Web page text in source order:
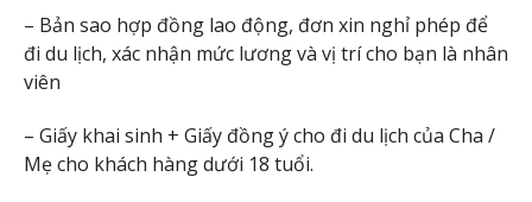
– Bản sao hợp đồng lao động, đơn xin nghỉ phép để
đi du lịch, xác nhận mức lương và vị trí cho bạn là nhân
viên
– Giấy khai sinh + Giấy đồng ý cho đi du lịch của Cha /
Mẹ cho khách hàng dưới 18 tuổi.